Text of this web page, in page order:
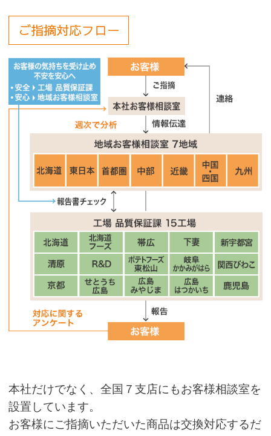
ご指摘対応フロー
本社だけでなく、全国７支店にもお客様相談室を
設置しています。
お客様にご指摘いただいた商品は交換対応するだ